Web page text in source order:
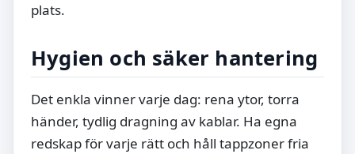
plats.
Hygien och säker hantering
Det enkla vinner varje dag: rena ytor, torra
händer, tydlig dragning av kablar. Ha egna
redskap för varje rätt och håll tappzoner fria